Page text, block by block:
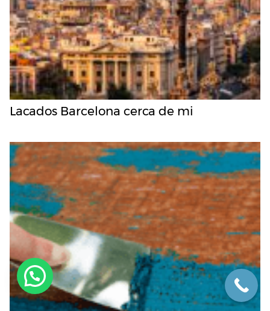
Lacados Barcelona cerca de mi